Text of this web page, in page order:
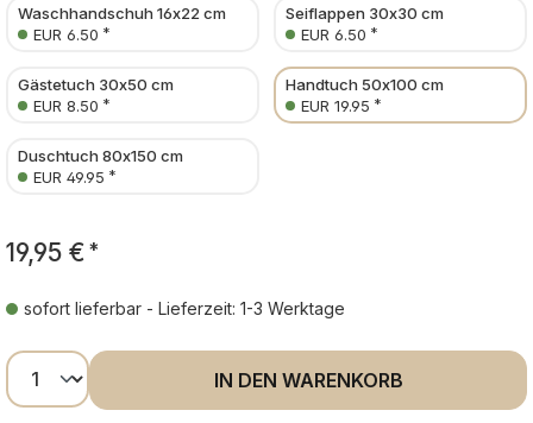
Waschhandschuh 16x22 cm
EUR 6.50 *
Seiflappen 30x30 cm
EUR 6.50 *
Gästetuch 30x50 cm
EUR 8.50 *
Handtuch 50x100 cm
EUR 19.95 *
Duschtuch 80x150 cm
EUR 49.95 *
19,95 € *
sofort lieferbar - Lieferzeit: 1-3 Werktage
Produkt Anzahl: Gib den gewünschten
IN DEN WARENKORB